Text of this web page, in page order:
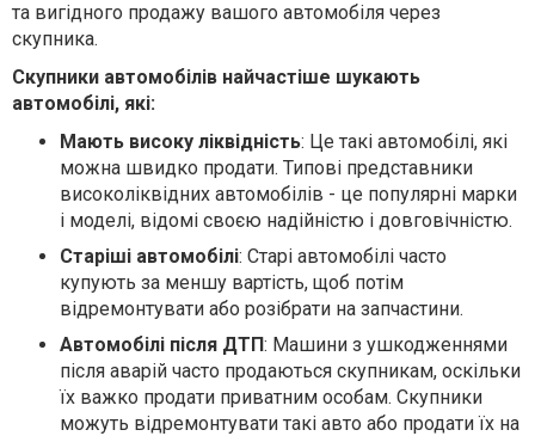
та вигідного продажу вашого автомобіля через
скупника.
Скупники автомобілів найчастіше шукають
автомобілі, які:
Мають високу ліквідність: Це такі автомобілі, які
можна швидко продати. Типові представники
високоліквідних автомобілів - це популярні марки
і моделі, відомі своєю надійністю і довговічністю.
Старіші автомобілі: Старі автомобілі часто
купують за меншу вартість, щоб потім
відремонтувати або розібрати на запчастини.
Автомобілі після ДТП: Машини з ушкодженнями
після аварій часто продаються скупникам, оскільки
їх важко продати приватним особам. Скупники
можуть відремонтувати такі авто або продати їх на